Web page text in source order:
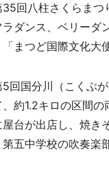
回八柱さくらまつ
ダンス、ベリーダ
まつど国際文化大
回国分川（こくぶ
約1.2キロの区間
台が出店し、焼き
五中学校の吹奏楽